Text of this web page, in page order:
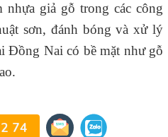
giả gỗ trong các công
sơn, đánh bóng và xử lý
Đồng Naicó bề mặt như gỗ
74